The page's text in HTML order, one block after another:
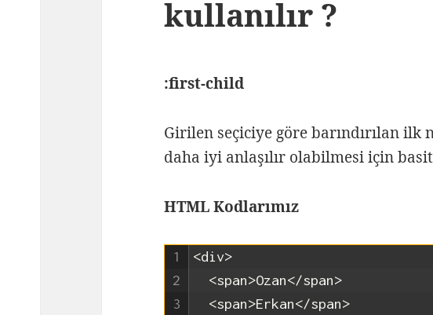
kullanılır ?
:first-child
Girilen seçiciye göre barındırılan
daha iyi anlaşılır olabilmesi için
HTML Kodlarımız
1
2
3
<div>
<span>Ozan</span>
<span>Erkan</span>